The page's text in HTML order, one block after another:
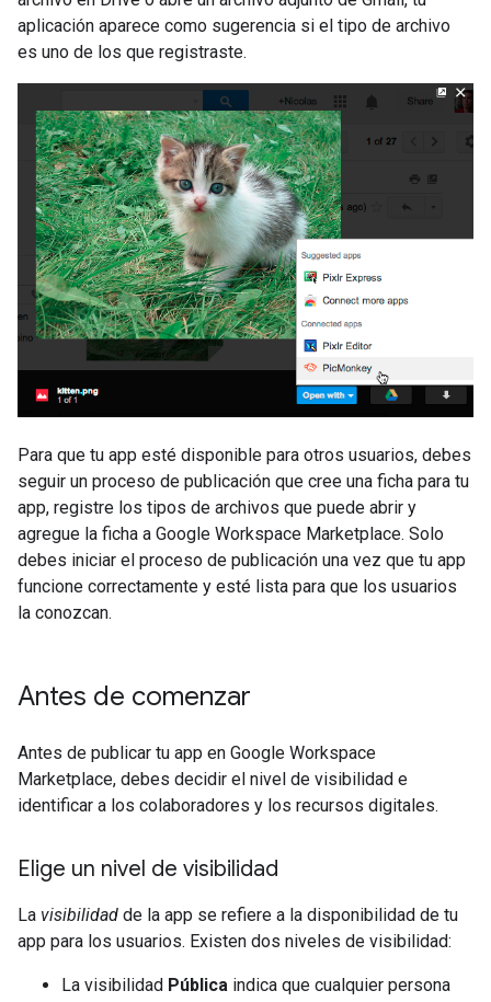
aplicación aparece como sugerencia si el tipo de archivo
es uno de los que registraste.
Para que tu app esté disponible para otros usuarios, debes
seguir un proceso de publicación que cree una ficha para tu
app, registre los tipos de archivos que puede abrir y
agregue la ficha a Google Workspace Marketplace. Solo
debes iniciar el proceso de publicación una vez que tu app
funcione correctamente y esté lista para que los usuarios
la conozcan.
Antes de comenzar
Antes de publicar tu app en Google Workspace
Marketplace, debes decidir el nivel de visibilidad e
identificar a los colaboradores y los recursos digitales.
Elige un nivel de visibilidad
La visibilidad de la app se refiere a la disponibilidad de tu
app para los usuarios. Existen dos niveles de visibilidad:
La visibilidad Pública indica que cualquier persona